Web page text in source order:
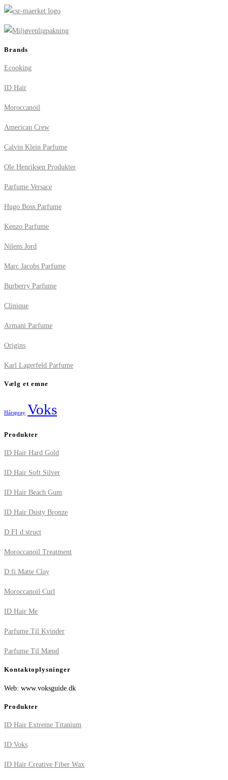
Brands
Ecooking
ID Hair
Moroccanoil
American Crew
Calvin Klein Parfume
Ole Henriksen Produkter
Parfume Versace
Hugo Boss Parfume
Kenzo Parfume
Nilens Jord
Marc Jacobs Parfume
Burberry Parfume
Clinique
Armani Parfume
Origins
Karl Lagerfeld Parfume
Vælg et emne
Hårspray Voks
Produkter
ID Hair Hard Gold
ID Hair Soft Silver
ID Hair Beach Gum
ID Hair Dusty Bronze
D:FI d:struct
Moroccanoil Treatment
D:fi Matte Clay
Moroccanoil Curl
ID Hair Me
Parfume Til Kvinder
Parfume Til Mænd
Kontaktoplysninger
Web: www.voksguide.dk
Produkter
ID Hair Extreme Titanium
ID Voks
ID Hair Creative Fiber Wax